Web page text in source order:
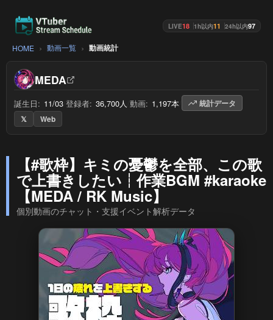
LIVE18 1h以内11 24h以内97
HOME 動画一覧 動画統計
MEDA
誕生日: 11/03 登録者: 36,700人 動画: 1,197本
統計データ
𝕏
Web
【#歌枠】キミの憂鬱を全部、この歌
で上書きしたい┆作業BGM #karaoke
【MEDA / RK Music】
個別動画のチャット・支援イベント解析データ